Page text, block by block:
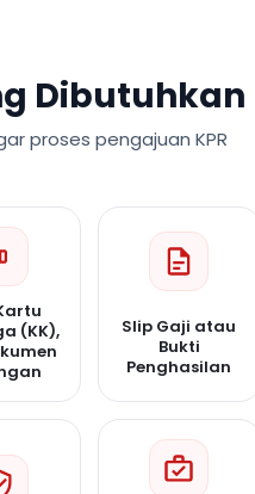
Dibutuhkan
proses pengajuan KPR
(KK),
Slip Gaji atau
Bukti
Penghasilan